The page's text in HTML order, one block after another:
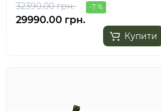
32390.00 грн. -7 %
29990.00 грн.
Купити